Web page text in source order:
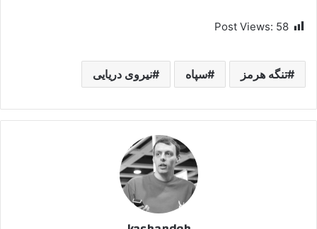
Post Views: 58
تنگه هرمز سپاه نیروی دریایی